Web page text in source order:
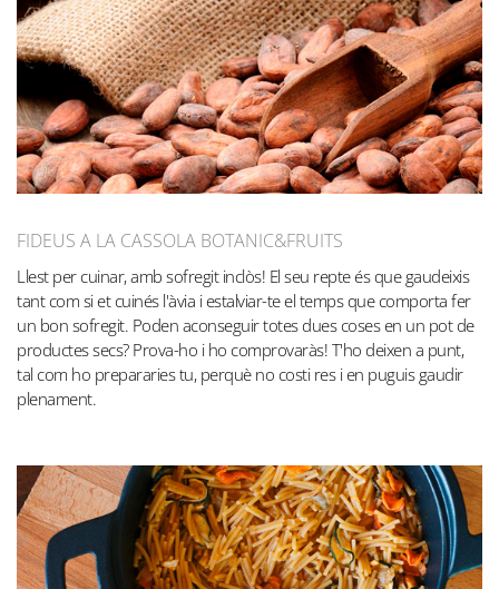
FIDEUS A LA CASSOLA BOTANIC&FRUITS
Llest per cuinar, amb sofregit inclòs! El seu repte és que gaudeixis
tant com si et cuinés l'àvia i estalviar-te el temps que comporta fer
un bon sofregit. Poden aconseguir totes dues coses en un pot de
productes secs? Prova-ho i ho comprovaràs! T'ho deixen a punt,
tal com ho prepararies tu, perquè no costi res i en puguis gaudir
plenament.